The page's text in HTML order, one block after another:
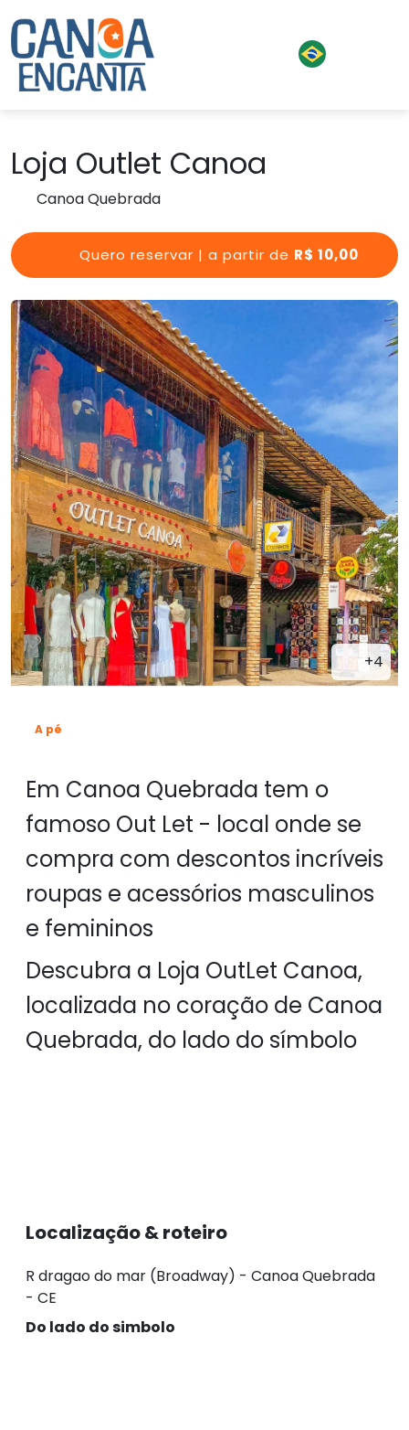
Loja Outlet Canoa
Canoa Quebrada
Quero reservar | a partir de R$ 10,00
+4
A pé
Em Canoa Quebrada tem o
famoso Out Let - local onde se
compra com descontos incríveis
roupas e acessórios masculinos
e femininos
Descubra a Loja OutLet Canoa,
localizada no coração de Canoa
Quebrada, do lado do símbolo
Localização & roteiro
R dragao do mar (Broadway) - Canoa Quebrada
- CE
Do lado do simbolo